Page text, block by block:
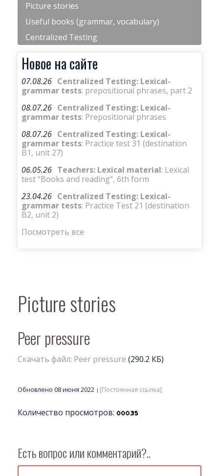
Picture stories
Useful books (grammar, vocabulary)
Centralized Testing
Новое на сайте
07.08.26 Centralized Testing: Lexical-
grammar tests: prepositional phrases, part 2
08.07.26 Centralized Testing: Lexical-
grammar tests: Prepositional phrases
08.07.26 Centralized Testing: Lexical-
grammar tests: Practice test 31 (destination
B1, unit 27)
06.05.26 Teachers: Lexical material: Lexical
test “Books and reading”, 6th form
23.04.26 Centralized Testing: Lexical-
grammar tests: Practice Test 21 (destination
B2, unit 2)
Посмотреть все
Picture stories
Peer pressure
Скачать файл: Peer pressure (290.2 КБ)
Обновлено 08 июня 2022 [Постоянная ссылка]
Количество просмотров:
Есть вопрос или комментарий?..